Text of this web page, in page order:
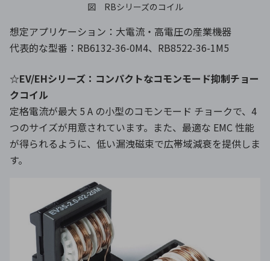
図 RBシリーズのコイル
想定アプリケーション：大電流・高電圧の産業機器
代表的な型番：RB6132-36-0M4、RB8522-36-1M5
☆EV/EHシリーズ：コンパクトなコモンモード抑制チョー
クコイル
定格電流が最大 5 A の小型のコモンモード チョークで、4
つのサイズが用意されています。また、最適な EMC 性能
が得られるように、低い漏洩磁束で広帯域減衰を提供しま
す。